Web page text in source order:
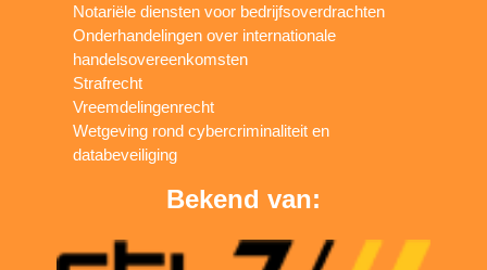
Notariële diensten voor bedrijfsoverdrachten
Onderhandelingen over internationale
handelsovereenkomsten
Strafrecht
Vreemdelingenrecht
Wetgeving rond cybercriminaliteit en
databeveiliging
Bekend van: